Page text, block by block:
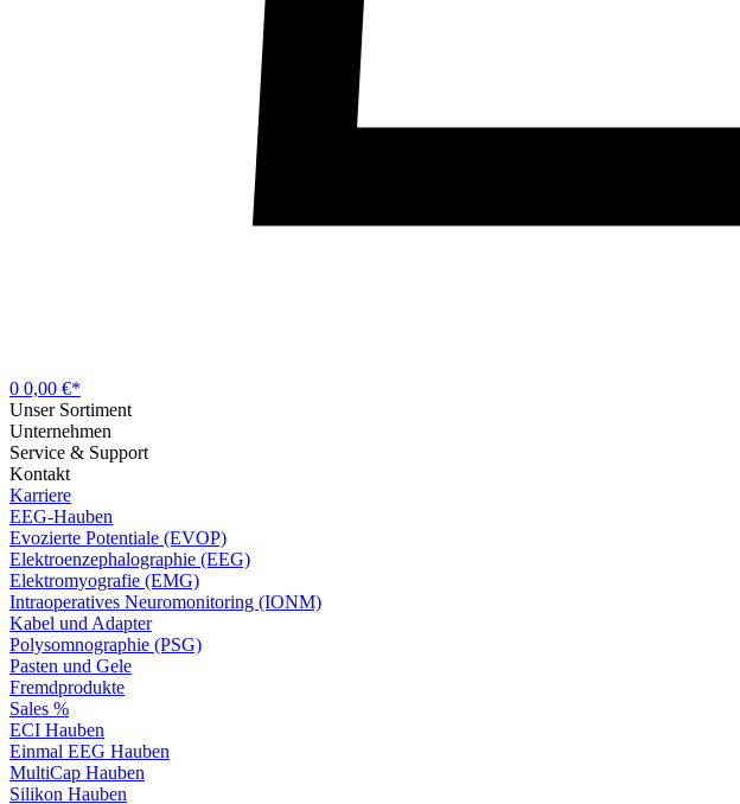
0 0,00 €*
Unser Sortiment
Unternehmen
Service & Support
Kontakt
Karriere
EEG-Hauben
Evozierte Potentiale (EVOP)
Elektroenzephalographie (EEG)
Elektromyografie (EMG)
Intraoperatives Neuromonitoring (IONM)
Kabel und Adapter
Polysomnographie (PSG)
Pasten und Gele
Fremdprodukte
Sales %
ECI Hauben
Einmal EEG Hauben
MultiCap Hauben
Silikon Hauben